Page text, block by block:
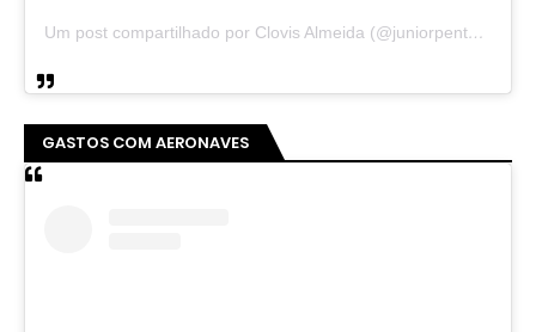
Um post compartilhado por Clovis Almeida (@juniorpentecoste01)
GASTOS COM AERONAVES